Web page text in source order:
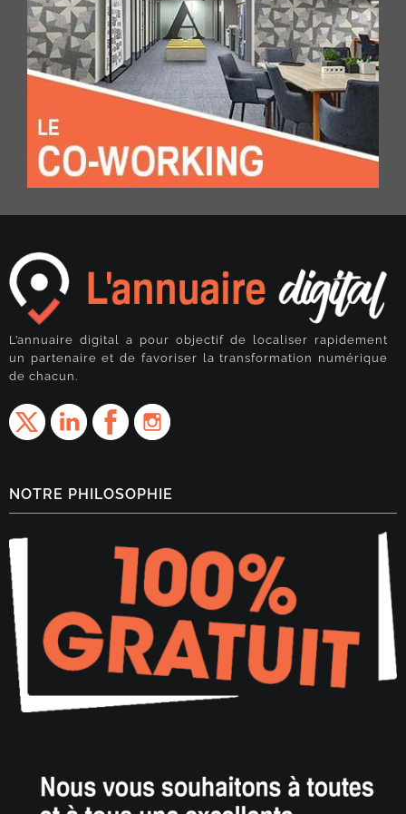
L’annuaire digital a pour objectif de localiser rapidement
un partenaire et de favoriser la transformation numérique
de chacun.
NOTRE PHILOSOPHIE